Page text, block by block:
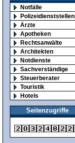
Notfälle
Polizeidienststellen
Ärzte
Apotheken
Rechtsanwälte
Architekten
Notdienste
Sachverständige
Steuerberater
Touristik
Hotels
Seitenzugriffe